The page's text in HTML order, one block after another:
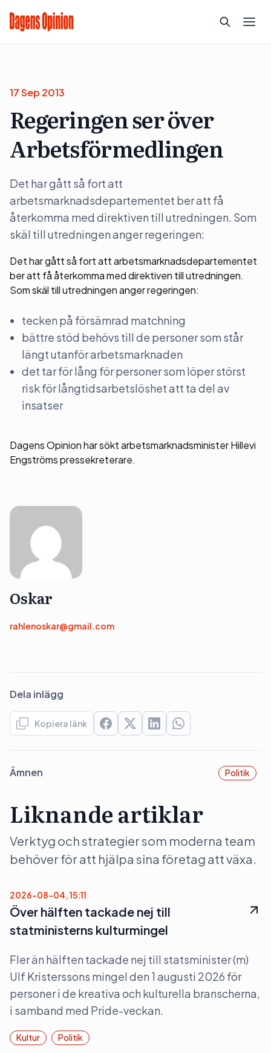
17 Sep 2013
Regeringen ser över
Arbetsförmedlingen
Det har gått så fort att
arbetsmarknadsdepartementet ber att få
återkomma med direktiven till utredningen. Som
skäl till utredningen anger regeringen:
Det har gått så fort att arbetsmarknadsdepartementet
ber att få återkomma med direktiven till utredningen.
Som skäl till utredningen anger regeringen:
tecken på försämrad matchning
bättre stöd behövs till de personer som står
längt utanför arbetsmarknaden
det tar för lång för personer som löper störst
risk för långtidsarbetslöshet att ta del av
insatser
Dagens Opinion har sökt arbetsmarknadsminister Hillevi
Engströms pressekreterare.
Oskar
rahlenoskar@gmail.com
Dela inlägg
Kopiera länk
Ämnen Politik
Liknande artiklar
Verktyg och strategier som moderna team
behöver för att hjälpa sina företag att växa.
2026-08-04, 15:11
Över hälften tackade nej till
statministerns kulturmingel
Fler än hälften tackade nej till statsminister (m)
Ulf Kristerssons mingel den 1 augusti 2026 för
personer i de kreativa och kulturella branscherna,
i samband med Pride-veckan.
Kultur Politik